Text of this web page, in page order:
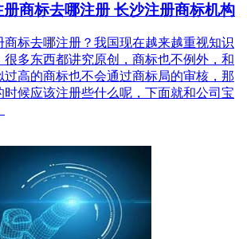
商标去哪注册 长沙注册商标机构
商标去哪注册？我国现在越来越重视知识
很多东西都讲究原创，商标也不例外，和
过高的商标也不会通过商标局的审核，那
时候应该注册些什么呢，下面就和公司宝